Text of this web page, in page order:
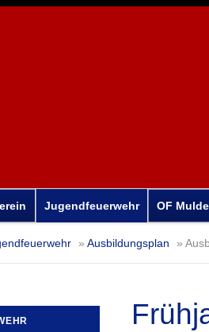
Jugendfeuerwehr OF
Ausbildungsplan